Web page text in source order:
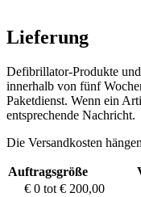
Lieferung
Defibrillator-Produkte
innerhalb von fünf
Paketdienst. Wenn ein
entsprechende Nachricht.
Die Versandkosten
Auftragsgröße
€ 0 tot € 200,00